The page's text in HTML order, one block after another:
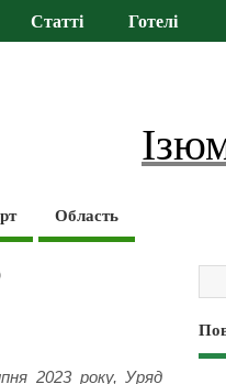
Статті Готелі
Область
2023 року, Уряд